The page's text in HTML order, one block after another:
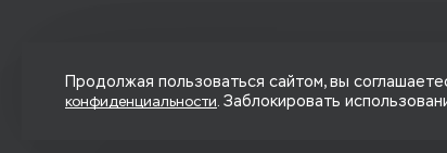
Продолжая пользоваться сайтом, вы
конфиденциальности. Заблокировать